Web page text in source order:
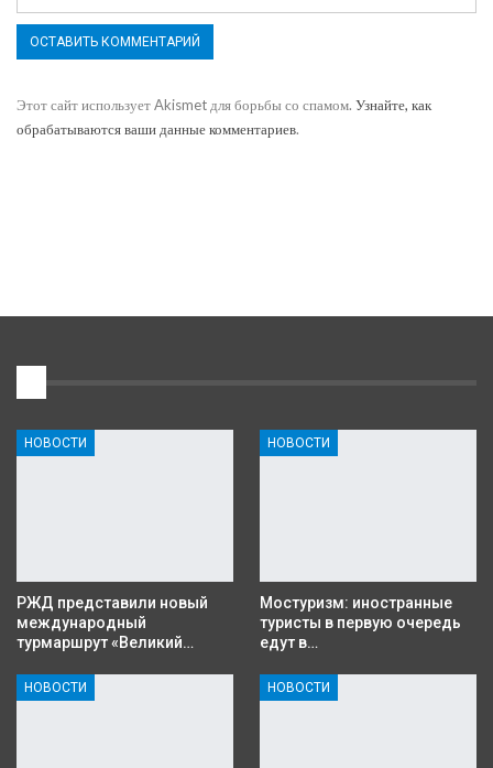
Этот сайт использует Akismet для борьбы со спамом. Узнайте, как
обрабатываются ваши данные комментариев.
НОВОСТИ
РЖД представили новый
международный
турмаршрут «Великий…
НОВОСТИ
Мостуризм: иностранные
туристы в первую очередь
едут в…
НОВОСТИ НОВОСТИ